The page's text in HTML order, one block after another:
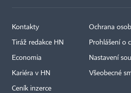
Kontakty
Tiráž redakce HN
Economia
Kariéra v HN
Ceník inzerce
Ochrana
Prohlášení o
Nastavení
Všeobecné